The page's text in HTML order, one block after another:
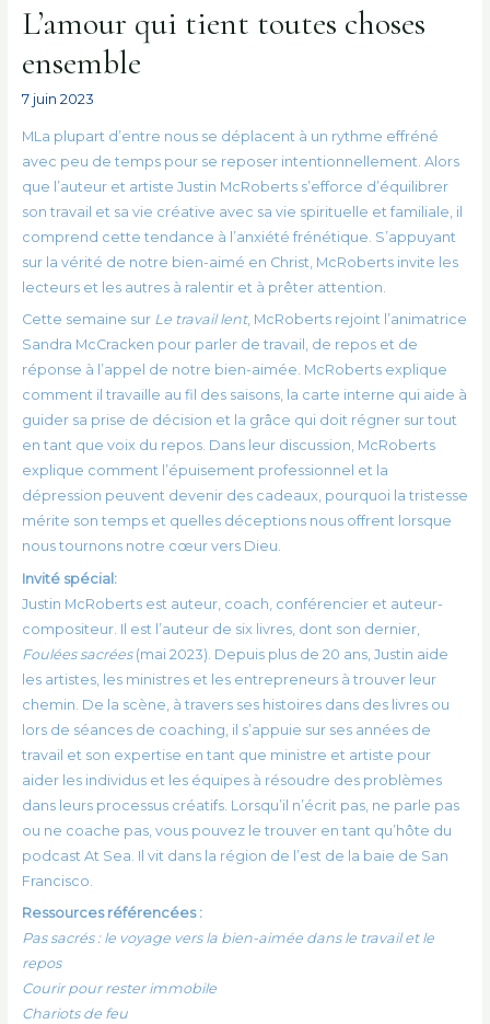
L’amour qui tient toutes choses
ensemble
7 juin 2023
MLa plupart d’entre nous se déplacent à un rythme effréné
avec peu de temps pour se reposer intentionnellement. Alors
que l’auteur et artiste Justin McRoberts s’efforce d’équilibrer
son travail et sa vie créative avec sa vie spirituelle et familiale, il
comprend cette tendance à l’anxiété frénétique. S’appuyant
sur la vérité de notre bien-aimé en Christ, McRoberts invite les
lecteurs et les autres à ralentir et à prêter attention.
Cette semaine sur Le travail lent, McRoberts rejoint l’animatrice
Sandra McCracken pour parler de travail, de repos et de
réponse à l’appel de notre bien-aimée. McRoberts explique
comment il travaille au fil des saisons, la carte interne qui aide à
guider sa prise de décision et la grâce qui doit régner sur tout
en tant que voix du repos. Dans leur discussion, McRoberts
explique comment l’épuisement professionnel et la
dépression peuvent devenir des cadeaux, pourquoi la tristesse
mérite son temps et quelles déceptions nous offrent lorsque
nous tournons notre cœur vers Dieu.
Invité spécial:
Justin McRoberts est auteur, coach, conférencier et auteur-
compositeur. Il est l’auteur de six livres, dont son dernier,
Foulées sacrées(mai 2023). Depuis plus de 20 ans, Justin aide
les artistes, les ministres et les entrepreneurs à trouver leur
chemin. De la scène, à travers ses histoires dans des livres ou
lors de séances de coaching, il s’appuie sur ses années de
travail et son expertise en tant que ministre et artiste pour
aider les individus et les équipes à résoudre des problèmes
dans leurs processus créatifs. Lorsqu’il n’écrit pas, ne parle pas
ou ne coache pas, vous pouvez le trouver en tant qu’hôte du
podcast At Sea. Il vit dans la région de l’est de la baie de San
Francisco.
Ressources référencées :
Pas sacrés : le voyage vers la bien-aimée dans le travail et le
repos
Courir pour rester immobile
Chariots de feu